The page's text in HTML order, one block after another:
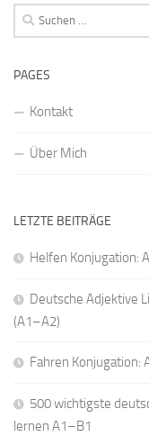
Suchen
nach:
PAGES
Kontakt
Über Mich
LETZTE BEITRÄGE
Helfen Konjugation:
Deutsche Adjektive
(A1–A2)
Fahren Konjugation:
500 wichtigste
lernen A1–B1